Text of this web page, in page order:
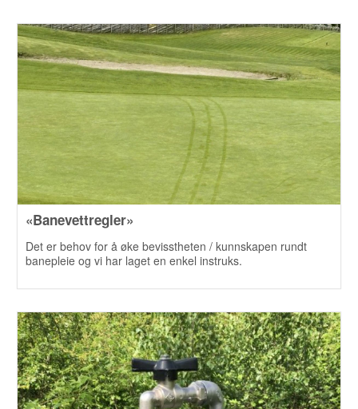
«Banevettregler»
Det er behov for å øke bevisstheten / kunnskapen rundt
banepleie og vi har laget en enkel instruks.